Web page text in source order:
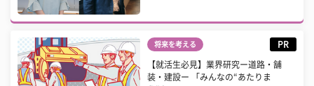
将来を考える PR
【就活生必見】業界研究ー道路・舗
装・建設ー 「みんなの“あたりま